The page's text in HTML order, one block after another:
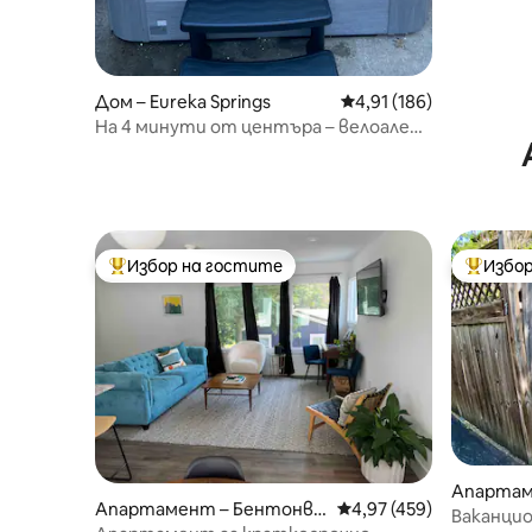
Дом – Eureka Springs Средна оценка: 4,91
4,91 (186)
На 4 минути от центъра – велоалеи,
Най-популярен избор на гостите
Избор на гостите
Апартамент – Бентонви Средна оценка: 4,97
4,97 (459)
Най-
ngs